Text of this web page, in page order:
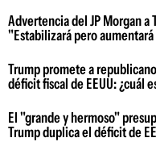
Advertencia del JP Morgan
"Estabilizará pero
Trump promete a
déficit fiscal de EEUU: ¿cuál
El "grande y hermoso"
Trump duplica el déficit de